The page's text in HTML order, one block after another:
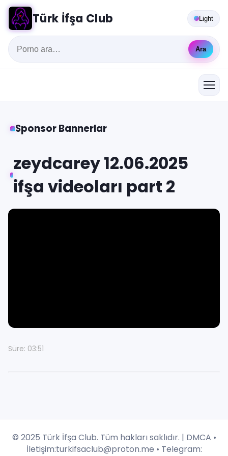
Türk İfşa Club
Ara
Light
Sponsor Bannerlar
zeydcarey 12.06.2025
ifşa videoları part 2
Süre: 03:51
© 2025 Türk İfşa Club. Tüm hakları saklıdır. | DMCA •
İletişim:turkifsaclub@proton.me • Telegram: